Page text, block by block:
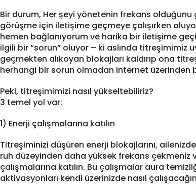
Bir durum, Her şeyi yönetenin frekans
görüşme için iletişime geçmeye çalışırken
hemen bağlanıyorum ve harika bir iletişime
ilgili bir “sorun” oluyor – ki aslında titreşimimiz
geçmekten alıkoyan blokajları kaldırıp ona
herhangi bir sorun olmadan internet üzerinden
Peki, titreşimimizi nasıl yükseltebiliriz?
3 temel yol var:
1) Enerji çalışmalarına katılın
Titreşiminizi düşüren enerji blokajlarını,
ruh düzeyinden daha yüksek frekans çekmeniz
çalışmalarına katılın. Bu çalışmalar aura
aktivasyonları kendi üzerinizde nasıl